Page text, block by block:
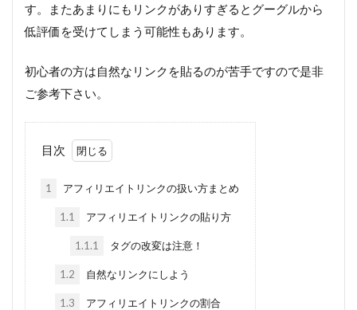
す。またあまりにもリンクがありすぎるとグーグルから
低評価を受けてしまう可能性もあります。
初心者の方は自然なリンクを貼るのが苦手ですので是非
ご参考下さい。
目次
1 アフィリエイトリンクの扱い方まとめ
1.1 アフィリエイトリンクの貼り方
1.1.1 タグの改変は注意！
1.2 自然なリンクにしよう
1.3 アフィリエイトリンクの割合